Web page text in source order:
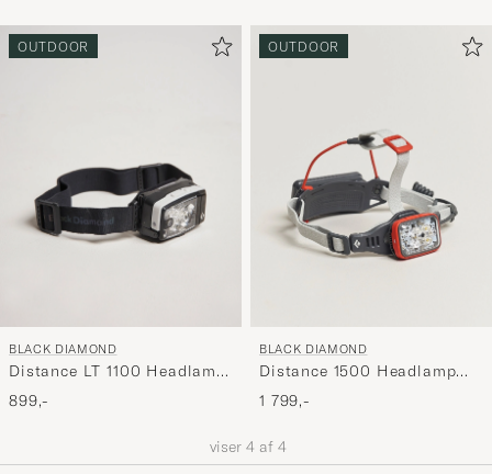
OUTDOOR
BLACK DIAMOND
Distance LT 1100 Headlamp
Black Alloy
899,-
OUTDOOR
BLACK DIAMOND
Distance 1500 Headlamp
Octane
1 799,-
viser 4 af 4